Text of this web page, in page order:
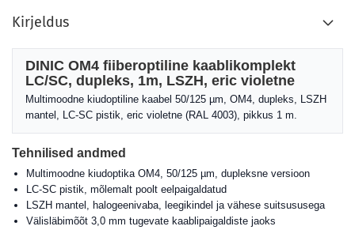
Kirjeldus
DINIC OM4 fiiberoptiline kaablikomplekt
LC/SC, dupleks, 1m, LSZH, eric violetne
Multimoodne kiudoptiline kaabel 50/125 µm, OM4, dupleks, LSZH
mantel, LC-SC pistik, eric violetne (RAL 4003), pikkus 1 m.
Tehnilised andmed
Multimoodne kiudoptika OM4, 50/125 µm, dupleksne versioon
LC-SC pistik, mõlemalt poolt eelpaigaldatud
LSZH mantel, halogeenivaba, leegikindel ja vähese suitsususega
Välisläbimõõt 3,0 mm tugevate kaablipaigaldiste jaoks